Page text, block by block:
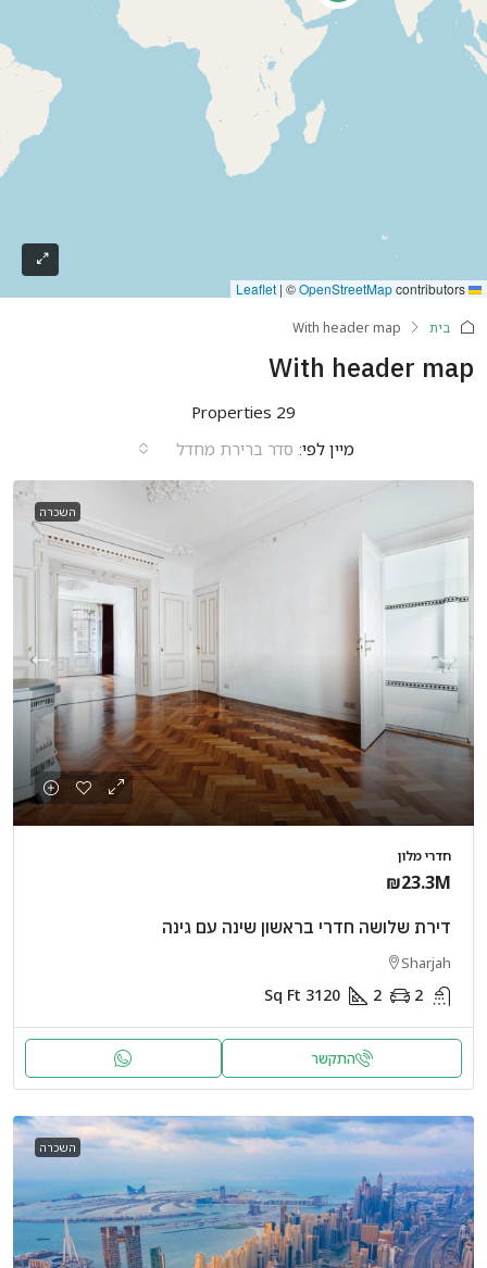
| ©OpenStreetMapcontributors
בית With header map
With header map
29 Properties
מיין לפי: סדר ברירת מחדל
השכרה
חדרי מלון
₪23.3M
דירת שלושה חדרי בראשון שינה עם גינה
Sharjah
2
2
3120
Sq Ft
התקשר
השכרה